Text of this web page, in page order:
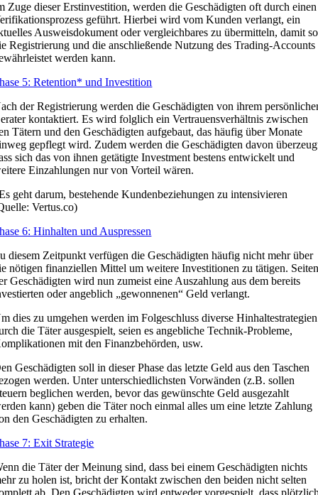
Zuge dieser Erstinvestition, werden die Geschädigten oft durch einen
geführt. Hierbei wird vom Kunden verlangt, ein
Ausweisdokument oder vergleichbares zu übermitteln, damit so
Registrierung und die anschließende Nutzung des Trading-Accounts
werden kann.
5: Retention* und Investition
der Registrierung werden die Geschädigten von ihrem
kontaktiert. Es wird folglich ein Vertrauensverhältnis zwischen
Tätern und den Geschädigten aufgebaut, das häufig über Monate
gepflegt wird. Zudem werden die Geschädigten davon
sich das von ihnen getätigte Investment bestens entwickelt und
Einzahlungen nur von Vorteil wären.
geht darum, bestehende Kundenbeziehungen zu intensivieren
Vertus.co)
6: Hinhalten und Auspressen
diesem Zeitpunkt verfügen die Geschädigten häufig nicht mehr über
nötigen finanziellen Mittel um weitere Investitionen zu tätigen.
Geschädigten wird nun zumeist eine Auszahlung aus dem bereits
oder angeblich „gewonnenen“ Geld verlangt.
dies zu umgehen werden im Folgeschluss diverse Hinhaltestrategien
die Täter ausgespielt, seien es angebliche Technik-Probleme,
mit den Finanzbehörden, usw.
Geschädigten soll in dieser Phase das letzte Geld aus den Taschen
werden. Unter unterschiedlichsten Vorwänden (z.B. sollen
beglichen werden, bevor das gewünschte Geld ausgezahlt
kann) geben die Täter noch einmal alles um eine letzte Zahlung
den Geschädigten zu erhalten.
7: Exit Strategie
die Täter der Meinung sind, dass bei einem Geschädigten nichts
zu holen ist, bricht der Kontakt zwischen den beiden nicht selten